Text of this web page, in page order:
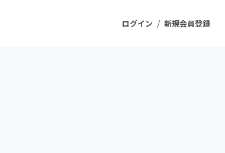
ログイン / 新規会員登録